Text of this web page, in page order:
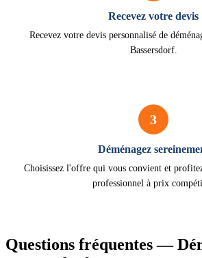
Recevez votre devis
Recevez votre devis personnalisé de
Bassersdorf.
3
Déménagez
Choisissez l'offre qui vous convient et
professionnel à prix
Questions fréquentes —